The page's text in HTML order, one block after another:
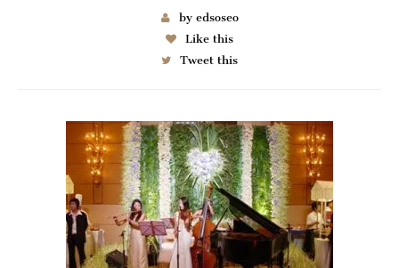
by edsoseo
Like this
Tweet this